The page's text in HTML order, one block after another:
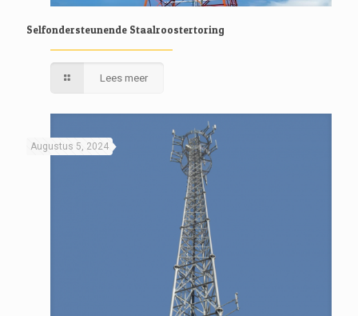
Selfondersteunende Staalroostertoring
Lees meer
Augustus 5, 2024